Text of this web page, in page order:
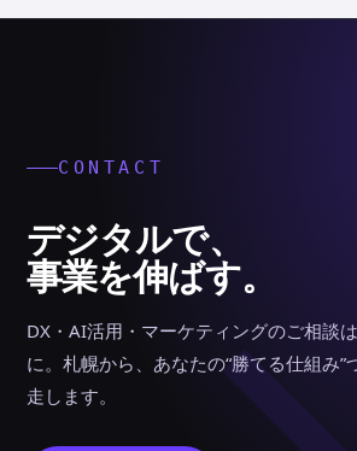
CONTACT
デジタルで、
事業を伸ばす。
DX・AI活用・マーケティングのご相談
に。札幌から、あなたの“勝てる仕組み”
走します。